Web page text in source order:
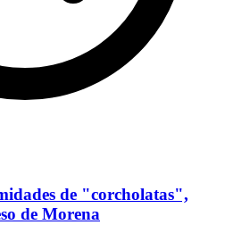
de "corcholatas",
de Morena